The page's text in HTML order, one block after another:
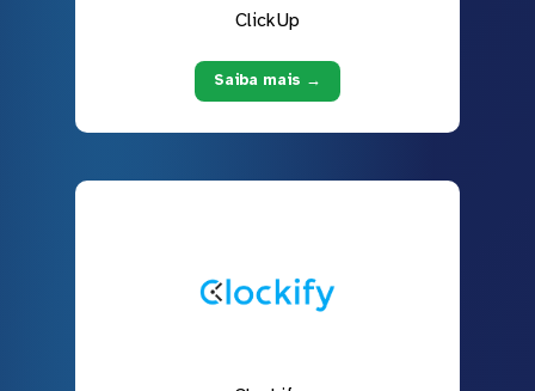
ClickUp
Saiba mais →